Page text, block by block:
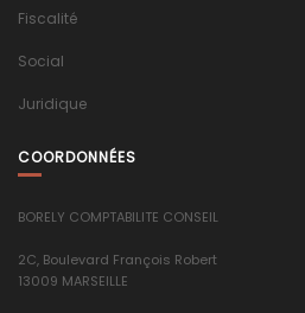
Fiscalité
Social
Juridique
COORDONNÉES
BORELY COMPTABILITE CONSEIL
2C, Boulevard François Robert
13009 MARSEILLE